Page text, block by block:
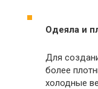
Одеяла и
Для
более
холодные